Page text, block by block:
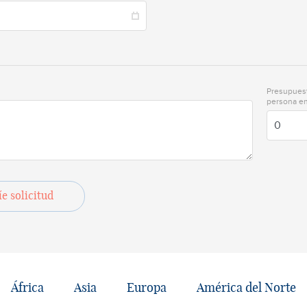
persona
solicitud
África Asia Europa América del Norte